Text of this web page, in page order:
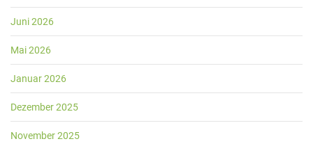
Juni 2026
Mai 2026
Januar 2026
Dezember 2025
November 2025